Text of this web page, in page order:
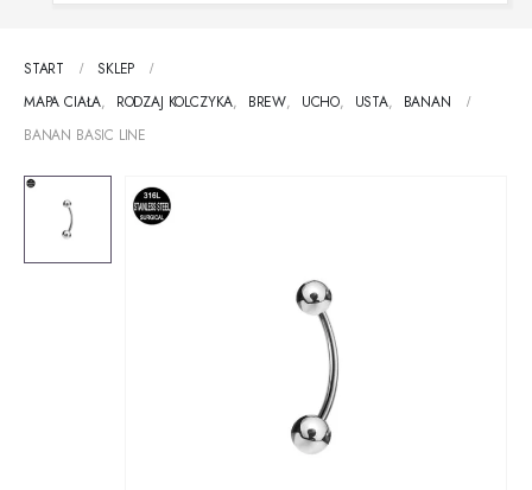
START
SKLEP
MAPA CIAŁA, RODZAJ KOLCZYKA, BREW, UCHO, USTA,
BANAN
BANAN BASIC LINE